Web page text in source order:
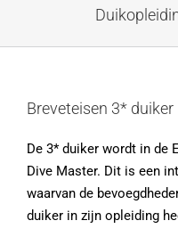
Breveteisen 3* duiker
De 3* duiker wordt in de
Dive Master. Dit is een
waarvan de
duiker in zijn opleiding